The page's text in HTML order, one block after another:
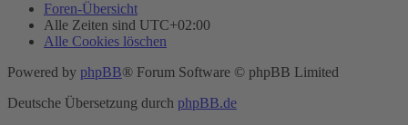
Foren-Übersicht
Alle Zeiten sind UTC+02:00
Alle Cookies löschen
Powered by phpBB® Forum Software © phpBB Limited
Deutsche Übersetzung durch phpBB.de